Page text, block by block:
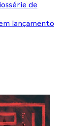
de
lançamento